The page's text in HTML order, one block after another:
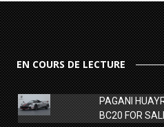
EN COURS DE LECTURE
PAGANI
BC20 FOR